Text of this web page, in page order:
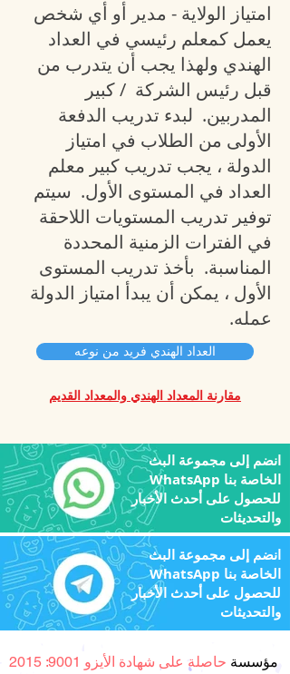
امتياز الولاية - مدير أو أي شخص
يعمل كمعلم رئيسي في العداد
الهندي ولهذا يجب أن يتدرب من
قبل رئيس الشركة / كبير
المدربين. لبدء تدريب الدفعة
الأولى من الطلاب في امتياز
الدولة ، يجب تدريب كبير معلم
العداد في المستوى الأول. سيتم
توفير تدريب المستويات اللاحقة
في الفترات الزمنية المحددة
المناسبة. بأخذ تدريب المستوى
الأول ، يمكن أن يبدأ امتياز الدولة
عمله.
العداد الهندي فريد من نوعه
مقارنة المعداد الهندي والمعداد القديم
انضم إلى مجموعة البث
WhatsApp الخاصة بنا
للحصول على أحدث الأخبار
والتحديثات
انضم إلى مجموعة البث
WhatsApp الخاصة بنا
للحصول على أحدث الأخبار
والتحديثات
مؤسسة حاصلة على شهادة الأيزو 9001: 2015